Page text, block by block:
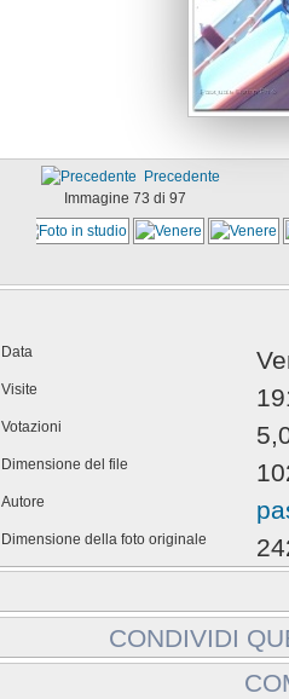
Precedente
Immagine 73 di 97
Data
Visite
Votazioni
Dimensione del file
Autore
Dimensione della foto originale
CONDIVIDI
Includi immagine: